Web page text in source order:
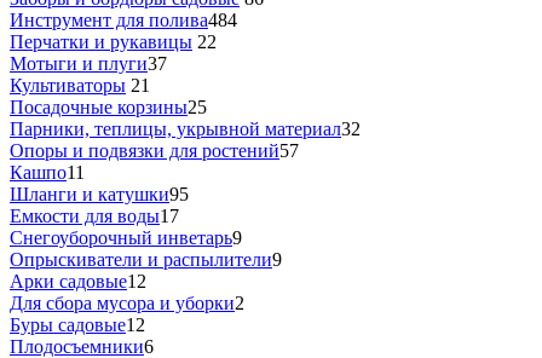
Инструмент для полива484
Перчатки и рукавицы 22
Мотыги и плуги37
Культиваторы 21
Посадочные корзины25
Парники, теплицы, укрывной материал32
Опоры и подвязки для ростений57
Кашпо11
Шланги и катушки95
Емкости для воды17
Снегоуборочный инветарь9
Опрыскиватели и распылители9
Арки садовые12
Для сбора мусора и уборки2
Буры садовые12
Плодосъемники6